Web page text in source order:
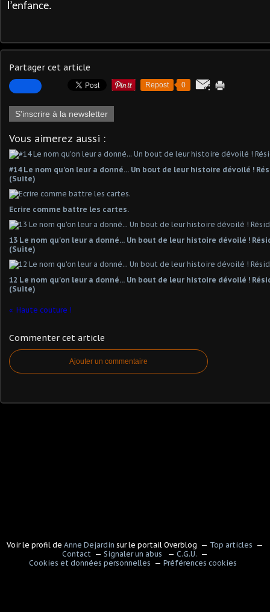
l’enfance.
Partager cet article
Repost 0
S'inscrire à la newsletter
Vous aimerez aussi :
#14 Le nom qu'on leur a donné... Un bout de leur histoire dévoilé !
(Suite)
Ecrire comme battre les cartes.
13 Le nom qu'on leur a donné... Un bout de leur histoire dévoilé !
(Suite)
12 Le nom qu'on leur a donné... Un bout de leur histoire dévoilé !
(Suite)
Haute couture !
Commenter cet article
Ajouter un commentaire
Voir le profil de Anne Dejardin sur le portail Overblog
Top articles
Contact
Signaler un abus
C.G.U.
Cookies et données personnelles
Préférences cookies